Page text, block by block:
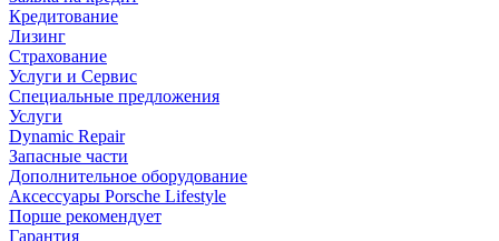
Кредитование
Лизинг
Страхование
Услуги и Сервис
Специальные предложения
Услуги
Dynamic Repair
Запасные части
Дополнительное оборудование
Аксессуары Porsche Lifestyle
Порше рекомендует
Гарантия